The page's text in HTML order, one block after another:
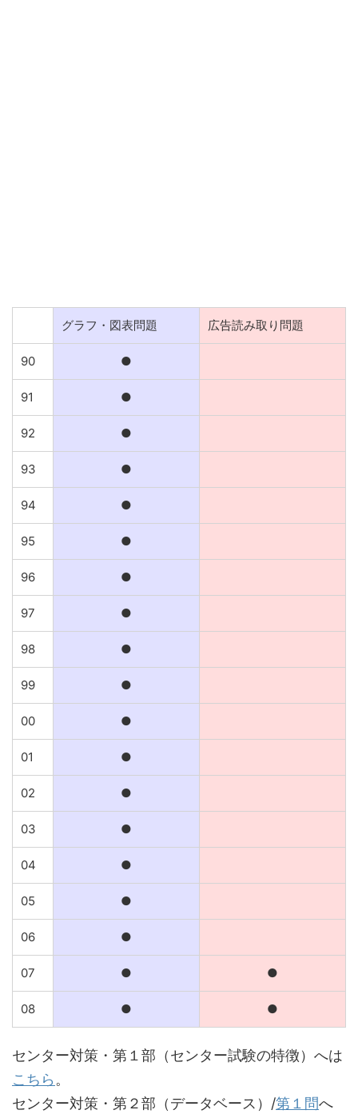
グラフ・図表問題 広告読み取り問題
90 ●
91 ●
92 ●
93 ●
94 ●
95 ●
96 ●
97 ●
98 ●
99 ●
00 ●
01 ●
02 ●
03 ●
04 ●
05 ●
06 ●
07 ● ●
08 ● ●
センター対策・第１部（センター試験の特徴）へは
こちら 。
センター対策・第２部（データベース）/第１問へ